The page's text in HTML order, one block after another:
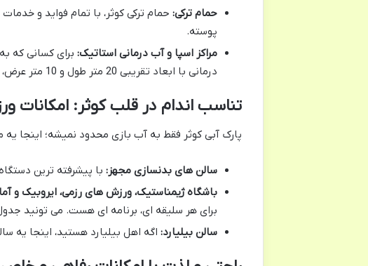
حمام ترکی: حمام ترکی کوثر، با تمام فواید و
پوسته.
مراکز اسپا و آب درمانی استاتیک: برای کسانی که
درمانی با ابعاد تقریبی 20 متر طول و 10 متر عرض، یه گزینه عالیه که می تونه حسابی بهتون کمک کنه.
تناسب اندام در قلب کوثر: امکانات
پارک آبی کوثر فقط به آب بازی محدود نمیشه؛ اینجا
سالن های بدنسازی مجهز: با پیشرفته ترین
باشگاه ژیمناستیک، ورزش های رزمی، ایروبیک و
برای هر سلیقه ای، برنامه ای هست. می تونید
سالن بیلیارد: اگه اهل بیلیارد هستید، اینجا یه